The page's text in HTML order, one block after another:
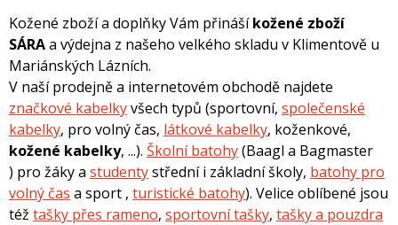
Kožené zboží a doplňky Vám přinášíkožené zboží
SÁRAa výdejna z našeho velkého skladu v Klimentově u
Mariánských Lázních.
V naší prodejně a internetovém obchodě najdete
značkové kabelkyvšech typů (sportovní, společenské
kabelky, pro volný čas, látkové kabelky, koženkové,
kožené kabelky, ...). Školní batohy(Baagl a Bagmaster
) pro žáky a studentystřední i základní školy, batohy pro
volný čas a sport , turistické batohy). Velice oblíbené jsou
též tašky přes rameno, sportovní tašky, tašky a pouzdra